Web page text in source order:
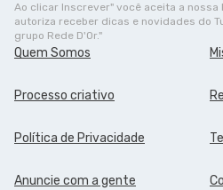
Ao clicar Inscrever" você aceita a nossa
autoriza receber dicas e novidades do
grupo Rede D'Or."
Quem Somos
Processo criativo
Política de Privacidade
Anuncie com a gente